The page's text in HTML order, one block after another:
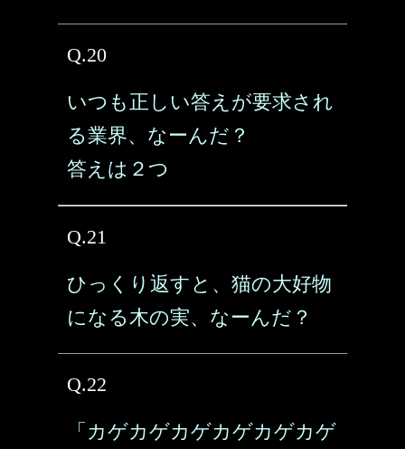
Q.20
いつも正しい答えが要求され
る業界、なーんだ？
答えは２つ
Q.21
ひっくり返すと、猫の大好物
になる木の実、なーんだ？
Q.22
「カゲカゲカゲカゲカゲカゲ